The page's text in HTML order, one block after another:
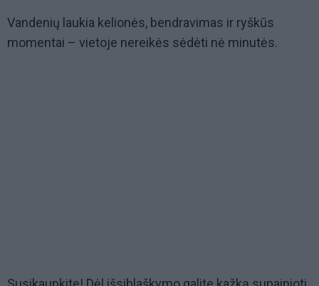
Vandenių laukia kelionės, bendravimas ir ryškūs
momentai – vietoje nereikės sėdėti nė minutės.